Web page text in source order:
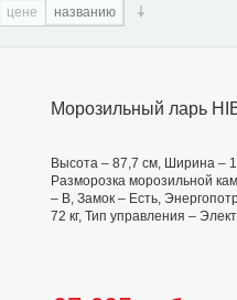
цене названию
Морозильный ларь
Высота – 87,7 см, Ширина –
Разморозка морозильной
– B, Замок – Есть,
72 кг, Тип управления –